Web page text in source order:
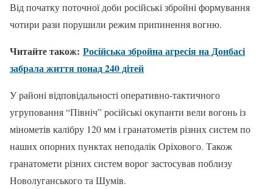
Від початку поточної доби російські збройні формування
чотири рази порушили режим припинення вогню.
Читайте також: Російська збройна агресія на Донбасі
забрала життя понад 240 дітей
У районі відповідальності оперативно-тактичного
угруповання “Північ” російські окупанти вели вогонь із
мінометів калібру 120 мм і гранатометів різних систем по
наших опорних пунктах неподалік Оріхового. Також
гранатомети різних систем ворог застосував поблизу
Новолуганського та Шумів.